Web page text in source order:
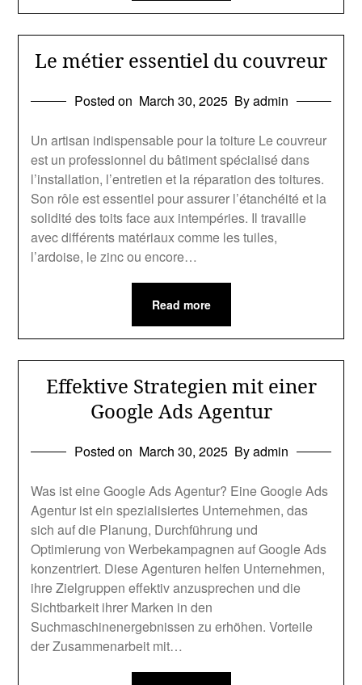
Le métier essentiel du couvreur
Posted on March 30, 2025 By admin
Un artisan indispensable pour la toiture Le couvreur
est un professionnel du bâtiment spécialisé dans
l’installation, l’entretien et la réparation des toitures.
Son rôle est essentiel pour assurer l’étanchéité et la
solidité des toits face aux intempéries. Il travaille
avec différents matériaux comme les tuiles,
l’ardoise, le zinc ou encore…
Read more
Effektive Strategien mit einer
Google Ads Agentur
Posted on March 30, 2025 By admin
Was ist eine Google Ads Agentur? Eine Google Ads
Agentur ist ein spezialisiertes Unternehmen, das
sich auf die Planung, Durchführung und
Optimierung von Werbekampagnen auf Google Ads
konzentriert. Diese Agenturen helfen Unternehmen,
ihre Zielgruppen effektiv anzusprechen und die
Sichtbarkeit ihrer Marken in den
Suchmaschinenergebnissen zu erhöhen. Vorteile
der Zusammenarbeit mit…